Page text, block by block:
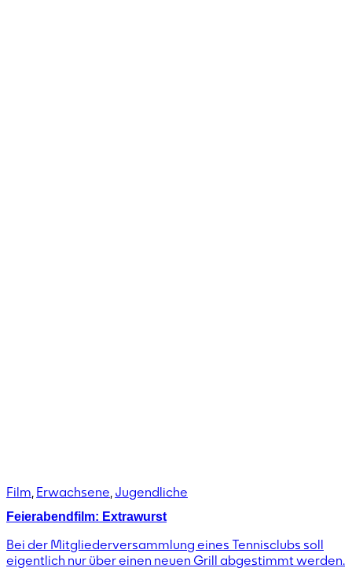
Film, Erwachsene, Jugendliche
Feierabendfilm: Extrawurst
Bei der Mitgliederversammlung eines Tennisclubs soll
eigentlich nur über einen neuen Grill abgestimmt werden.